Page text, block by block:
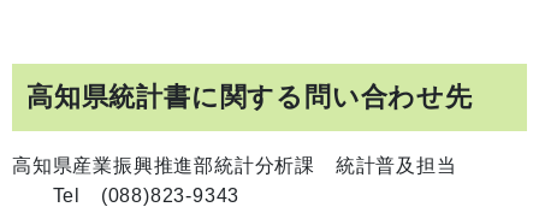
高知県統計書に関する問い合わせ先
高知県産業振興推進部統計分析課 統計普及担当
Tel (088)823-9343